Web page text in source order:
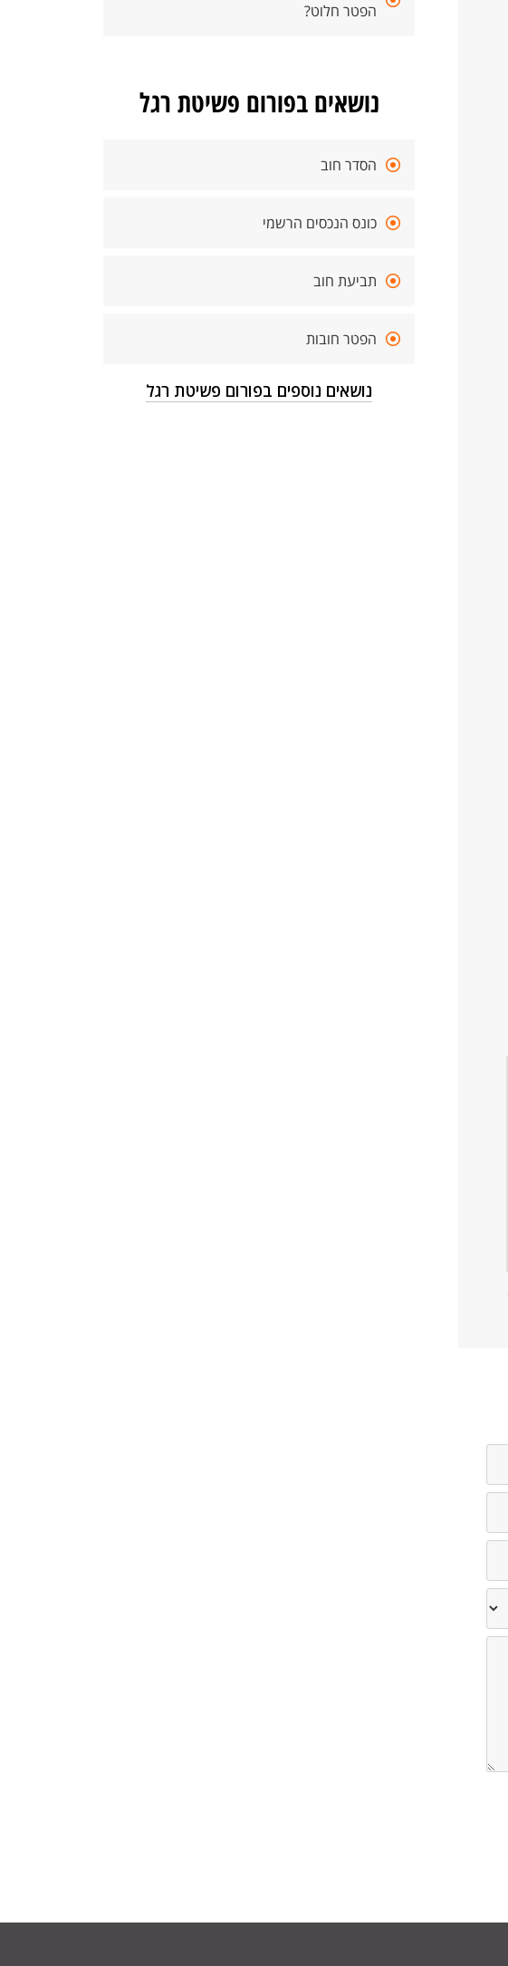
הפטר חלוט?
נושאים בפורום פשיטת רגל
הסדר חוב
כונס הנכסים הרשמי
תביעת חוב
הפטר חובות
נושאים נוספים בפורום פשיטת רגל